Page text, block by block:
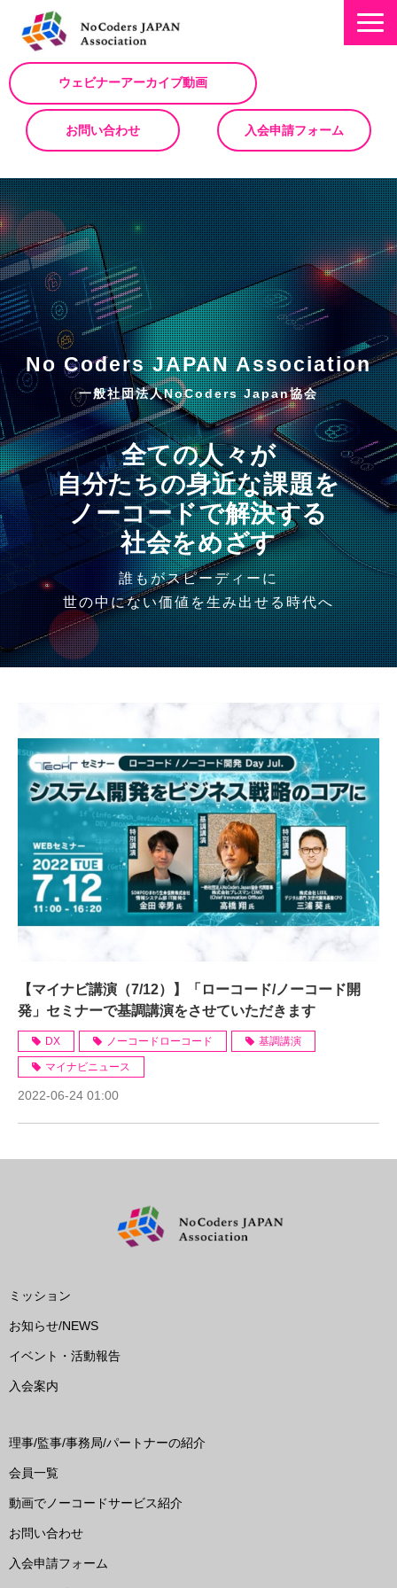
ウェビナーアーカイブ動画
お問い合わせ 入会申請フォーム
ミッション
お知らせ/NEWS
NoCodeサミット
イベント一覧
入会について
No Code サービスを動画で紹介
ノーコードコラム
No Coders JAPAN Association
一般社団法人NoCoders Japan協会
全ての人々が
自分たちの身近な課題を
ノーコードで解決する
社会をめざす
誰もがスピーディーに
世の中にない価値を生み出せる時代へ
【マイナビ講演（7/12）】「ローコード/ノーコード開
発」セミナーで基調講演をさせていただきます
DX ノーコードローコード 基調講演
マイナビニュース
2022-06-24 01:00
ミッション
お知らせ/NEWS
イベント・活動報告
入会案内
理事/監事/事務局/パートナーの紹介
会員一覧
動画でノーコードサービス紹介
お問い合わせ
入会申請フォーム